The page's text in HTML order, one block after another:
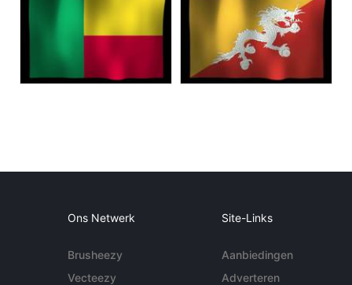
Ons Netwerk
Brusheezy
Vecteezy
Site-Links
Aanbiedingen
Adverteren